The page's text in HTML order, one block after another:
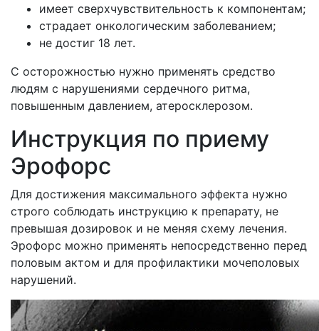
имеет сверхчувствительность к компонентам;
страдает онкологическим заболеванием;
не достиг 18 лет.
С осторожностью нужно применять средство
людям с нарушениями сердечного ритма,
повышенным давлением, атеросклерозом.
Инструкция по приему
Эрофорс
Для достижения максимального эффекта нужно
строго соблюдать инструкцию к препарату, не
превышая дозировок и не меняя схему лечения.
Эрофорс можно применять непосредственно перед
половым актом и для профилактики мочеполовых
нарушений.